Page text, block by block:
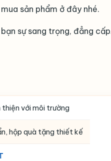
sản phẩm ở đây nhé.
sự sang trọng, đẳng
với môi trường
hộp quà tặng thiết kế